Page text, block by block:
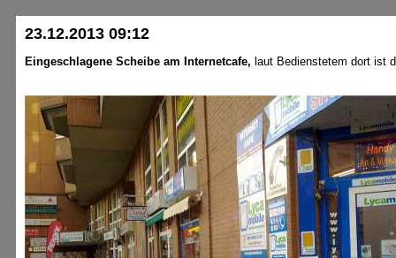
23.12.2013 09:12
Eingeschlagene Scheibe am Internetcafe, laut Bedienstetem dort ist